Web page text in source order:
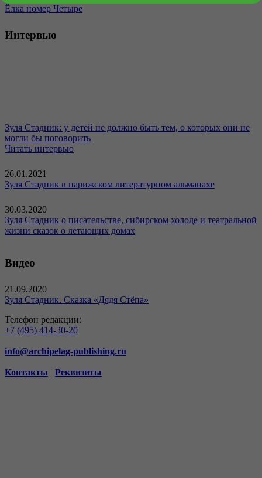
Ёлка номер Четыре
Интервью
Зуля Стадник: у детей не должно быть тем, о которых они не
могли бы поговорить
Читать интервью
26.01.2021
Зуля Стадник в парижском литературном альманахе
30.03.2020
Зуля Стадник о писательстве, сибирском холоде и театральной
жизни сказок о летающих домах
Видео
21.09.2020
Зуля Стадник. Сказка «Дядя Стёпа»
Телефон редакции:
+7 (495) 414-30-20
info@archipelag-publishing.ru
Контакты Реквизиты